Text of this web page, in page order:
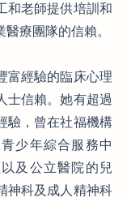
和老師提供培訓和
療團隊的信賴。
富經驗的臨床心理
士信賴。她有超過
驗，曾在社福機構
少年綜合服務中
及公立醫院的兒
神科及成人精神科